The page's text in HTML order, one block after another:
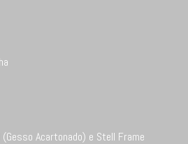
Acartonado) e Stell Frame